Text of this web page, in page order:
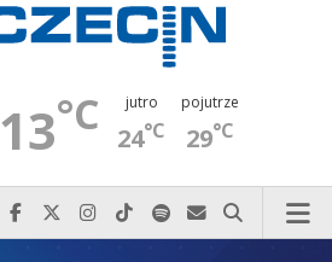
13°C jutro
24°C
pojutrze
29°C
Najlepiej po prostu do nas zadzwoń
Odwiedź nas na Facebook-u
Odwiedź nas na X
Odwiedź nas na Instagram-ie
Odwiedź nas na TikTok-u
Szukaj nas na Spotify
Wyślij do nas
Szukaj